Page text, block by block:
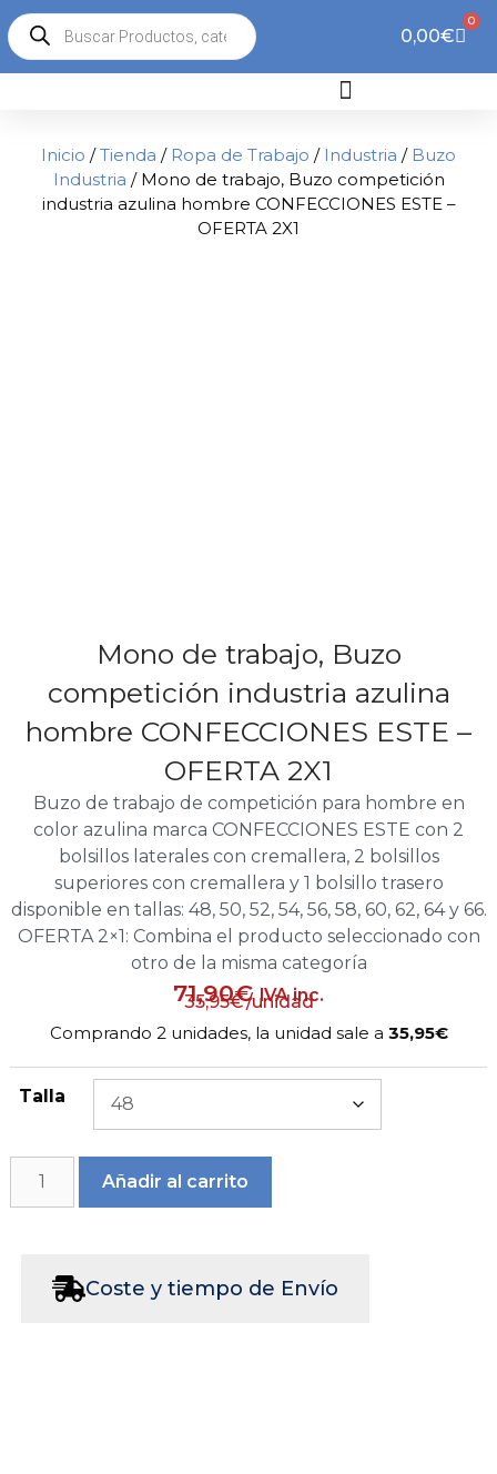
0,00€
0
Inicio /Tienda / Ropa de Trabajo / Industria / Buzo
Industria / Mono de trabajo, Buzo competición
industria azulina hombre CONFECCIONES ESTE –
OFERTA 2X1
Mono de trabajo, Buzo
competición industria azulina
hombre CONFECCIONES ESTE –
OFERTA 2X1
Buzo de trabajo de competición para hombre en
color azulina marca CONFECCIONES ESTE con 2
bolsillos laterales con cremallera, 2 bolsillos
superiores con cremallera y 1 bolsillo trasero
disponible en tallas: 48, 50, 52, 54, 56, 58, 60, 62, 64 y 66.
OFERTA 2×1: Combina el producto seleccionado con
otro de la misma categoría
71,90€ IVA inc.
35,95€/unidad
Comprando 2 unidades, la unidad sale a 35,95€
Talla
Añadir al carrito
Coste y tiempo de Envío